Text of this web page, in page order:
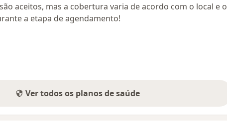
aceitos, mas a cobertura varia de acordo com o local e o
a etapa de agendamento!
Ver todos os planos de saúde